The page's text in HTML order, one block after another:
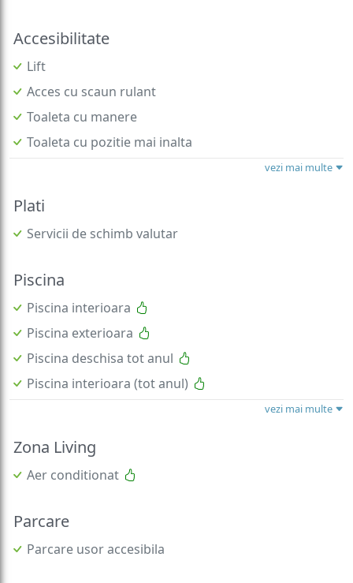
Accesibilitate
Lift
Acces cu scaun rulant
Toaleta cu manere
Toaleta cu pozitie mai inalta
vezi mai multe
Plati
Servicii de schimb valutar
Piscina
Piscina interioara
Piscina exterioara
Piscina deschisa tot anul
Piscina interioara (tot anul)
vezi mai multe
Zona Living
Aer conditionat
Parcare
Parcare usor accesibila